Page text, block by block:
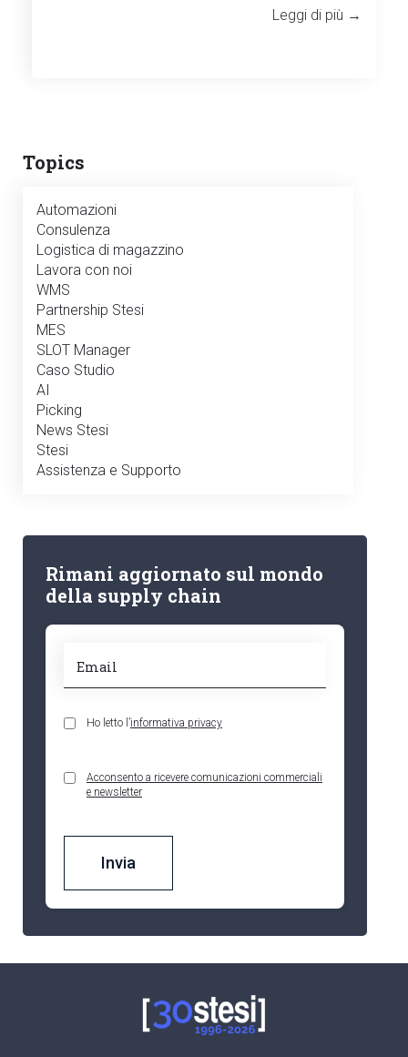
Leggi di più →
Topics
Automazioni
Consulenza
Logistica di magazzino
Lavora con noi
WMS
Partnership Stesi
MES
SLOT Manager
Caso Studio
AI
Picking
News Stesi
Stesi
Assistenza e Supporto
Rimani aggiornato sul mondo
della supply chain
Ho letto l’informativa privacy
Acconsento a ricevere comunicazioni commerciali
e newsletter